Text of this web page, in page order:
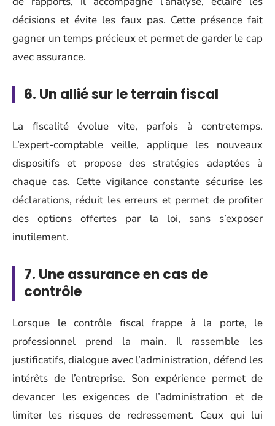
décisions et évite les faux pas. Cette présence fait
gagner un temps précieux et permet de garder le cap
avec assurance.
6. Un allié sur le terrain fiscal
La fiscalité évolue vite, parfois à contretemps.
L’expert-comptable veille, applique les nouveaux
dispositifs et propose des stratégies adaptées à
chaque cas. Cette vigilance constante sécurise les
déclarations, réduit les erreurs et permet de profiter
des options offertes par la loi, sans s’exposer
inutilement.
7. Une assurance en cas de
contrôle
Lorsque le contrôle fiscal frappe à la porte, le
professionnel prend la main. Il rassemble les
justificatifs, dialogue avec l’administration, défend les
intérêts de l’entreprise. Son expérience permet de
devancer les exigences de l’administration et de
limiter les risques de redressement. Ceux qui lui